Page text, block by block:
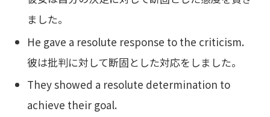
ました。
He gave a resolute response to the criticism.
彼は批判に対して断固とした対応をしました。
They showed a resolute determination to
achieve their goal.